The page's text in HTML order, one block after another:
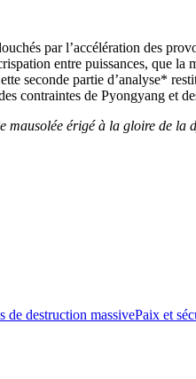
par l’accélération des
entre puissances, que la
seconde partie d’analyse*
contraintes de Pyongyang et
érigé à la gloire de la
de destruction massivePaix et